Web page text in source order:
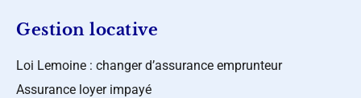
Gestion locative
Loi Lemoine : changer d’assurance emprunteur
Assurance loyer impayé